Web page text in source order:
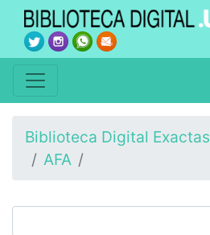
Biblioteca Digital Exactas
AFA